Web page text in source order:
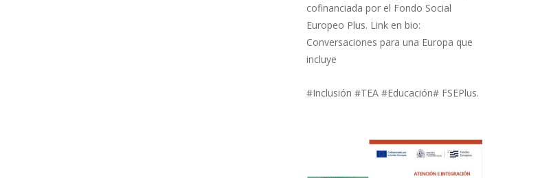
cofinanciada por el Fondo Social
Europeo Plus. Link en bio:
Conversaciones para una Europa que
incluye
#Inclusión #TEA #Educación# FSEPlus.